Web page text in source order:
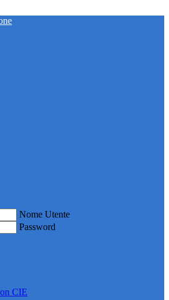
Nome Utente
Password
CIE